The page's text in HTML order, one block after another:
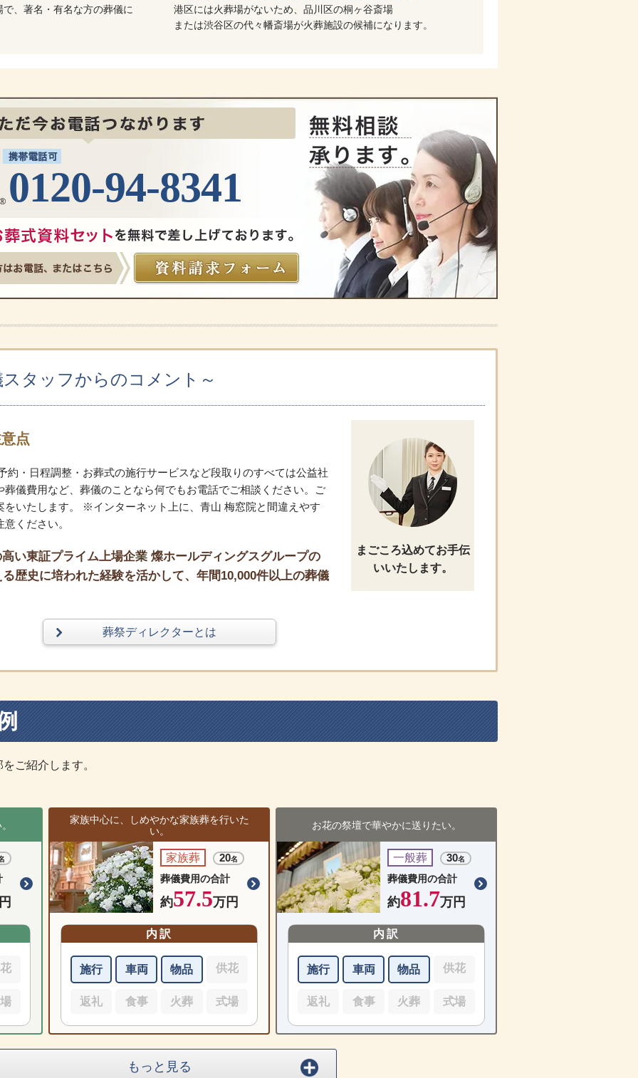
、著名・有名な方の葬儀に
港区には火葬場がないため、品川区の桐ヶ谷斎場
または渋谷区の代々幡斎場が火葬施設の候補になります。
0120-94-8341
タッフからのコメント～
点
約・日程調整・お葬式の施行サービスなど段取りのすべては公益社
儀費用など、葬儀のことなら何でもお電話でご相談ください。ご
をいたします。 ※インターネット上に、青山 梅窓院と間違えやす
ください。
い東証プライム上場企業 燦ホールディングスグループの
歴史に培われた経験を活かして、年間10,000件以上の葬儀
まごころ込めてお手伝
いいたします。
葬祭ディレクターとは
ご紹介します。
家族中心に、しめやかな家族葬を行いた
い。
家族葬 20名
葬儀費用の合計
約57.5万円
内訳
施行 車両 物品 供花
返礼 食事 火葬 式場
お花の祭壇で華やかに送りたい。
一般葬 30名
葬儀費用の合計
約81.7万円
内訳
施行 車両 物品 供花
返礼 食事 火葬 式場
もっと見る